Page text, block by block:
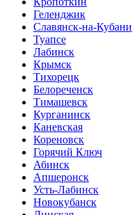
Геленджик
Славянск-на-Кубани
Туапсе
Лабинск
Крымск
Тихорецк
Белореченск
Тимашевск
Курганинск
Каневская
Кореновск
Горячий Ключ
Абинск
Апшеронск
Усть-Лабинск
Новокубанск